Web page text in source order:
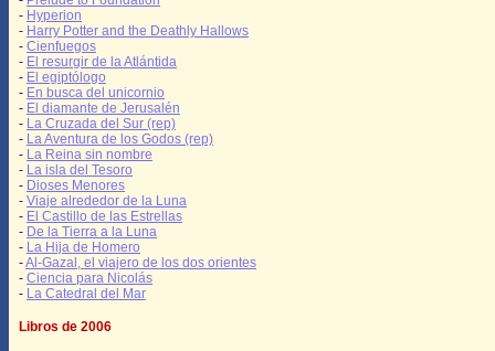
- Hyperion
- Harry Potter and the Deathly Hallows
- Cienfuegos
- El resurgir de la Atlántida
- El egiptólogo
- En busca del unicornio
- El diamante de Jerusalén
- La Cruzada del Sur (rep)
- La Aventura de los Godos (rep)
- La Reina sin nombre
- La isla del Tesoro
- Dioses Menores
- Viaje alrededor de la Luna
- El Castillo de las Estrellas
- De la Tierra a la Luna
- La Hija de Homero
-Al-Gazal, el viajero de los dos orientes
- Ciencia para Nicolás
- La Catedral del Mar
Libros de 2006